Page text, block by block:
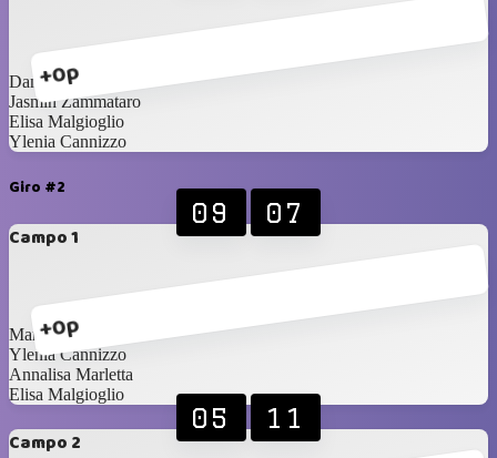
+0p
Daniela Novello
Jasmin Zammataro
Elisa Malgioglio
Ylenia Cannizzo
Giro #2
Campo 1
+0p
09 07
Maria Palermo
Ylenia Cannizzo
Annalisa Marletta
Elisa Malgioglio
Campo 2
05 11